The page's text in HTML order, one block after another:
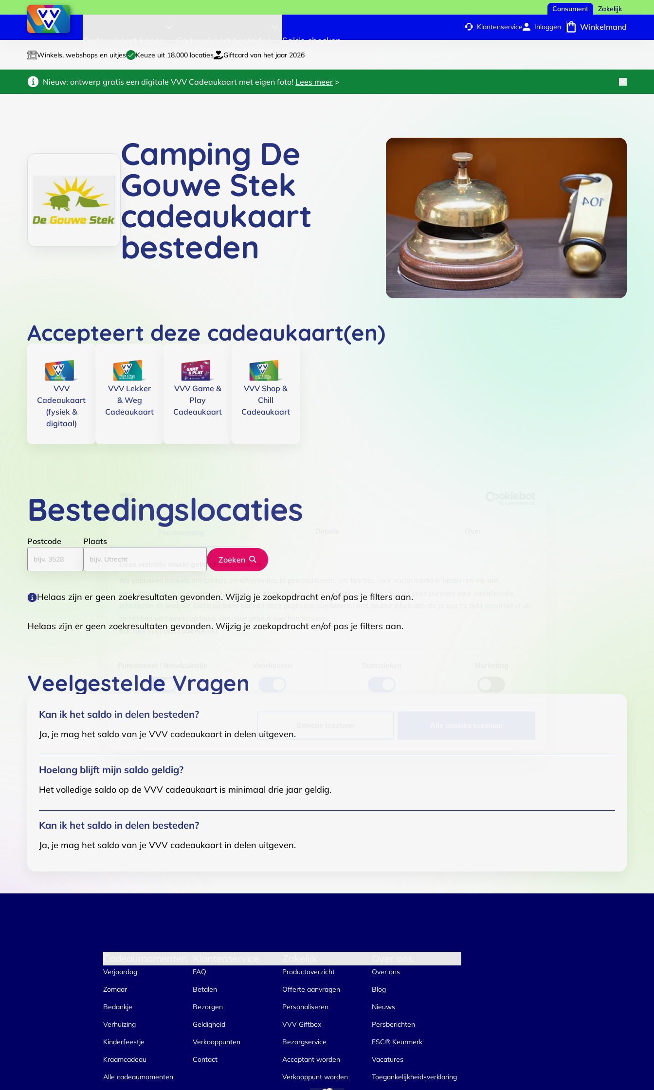
Deze website maakt gebruik van cookies
websiteverkeer te analyseren. Ook delen we informatie over jouw gebruik van onze site met onze partners voor social media,
Klikhiervoor ons cookiebeleid.
Consument Zakelijk
Saldo checken
Klantenservice Inloggen Winkelmand
Winkels, webshops en uitjes Keuze uit 18.000 locaties Giftcard van het jaar 2026
Nieuw: ontwerp gratis een digitale VVV Cadeaukaart met eigen foto! Lees meer >
Camping De
Gouwe Stek
cadeaukaart
besteden
Accepteert deze cadeaukaart(en)
VVV
Cadeaukaart
(fysiek &
digitaal)
VVV Lekker
& Weg
Cadeaukaart
VVV Game &
Play
Cadeaukaart
VVV Shop &
Chill
Cadeaukaart
Bestedingslocaties
Postcode
Plaats
Zoeken
Helaas zijn er geen zoekresultaten gevonden. Wijzig je zoekopdracht en/of pas je filters aan.
Helaas zijn er geen zoekresultaten gevonden. Wijzig je zoekopdracht en/of pas je filters aan.
Veelgestelde Vragen
Kan ik het saldo in delen besteden?
Ja, je mag het saldo van je VVV cadeaukaart in delen uitgeven.
Hoelang blijft mijn saldo geldig?
Het volledige saldo op de VVV cadeaukaart is minimaal drie jaar geldig.
Kan ik het saldo in delen besteden?
Ja, je mag het saldo van je VVV cadeaukaart in delen uitgeven.
Verjaardag
Zomaar
Bedankje
Verhuizing
Kinderfeestje
Kraamcadeau
Alle cadeaumomenten
FAQ
Betalen
Bezorgen
Geldigheid
Verkooppunten
Contact
Productoverzicht
Offerte aanvragen
Personaliseren
VVV Giftbox
Bezorgservice
Acceptant worden
Verkooppunt worden
Over ons
Blog
Nieuws
Persberichten
FSC® Keurmerk
Vacatures
Toegankelijkheidsverklaring